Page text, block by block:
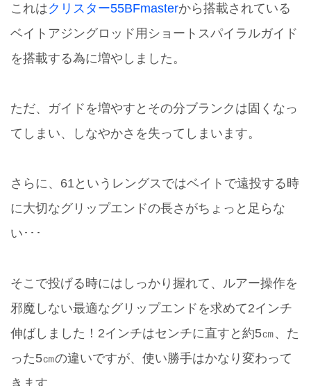
これはクリスター55BFmasterから搭載されている
ベイトアジングロッド用ショートスパイラルガイド
を搭載する為に増やしました。
ただ、ガイドを増やすとその分ブランクは固くなっ
てしまい、しなやかさを失ってしまいます。
さらに、61というレングスではベイトで遠投する時
に大切なグリップエンドの長さがちょっと足らな
い･･･
そこで投げる時にはしっかり握れて、ルアー操作を
邪魔しない最適なグリップエンドを求めて2インチ
伸ばしました！2インチはセンチに直すと約5㎝、た
った5㎝の違いですが、使い勝手はかなり変わって
きます。